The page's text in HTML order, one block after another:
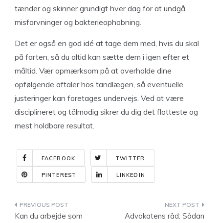
tænder og skinner grundigt hver dag for at undgå
misfarvninger og bakterieophobning.
Det er også en god idé at tage dem med, hvis du skal
på farten, så du altid kan sætte dem i igen efter et
måltid. Vær opmærksom på at overholde dine
opfølgende aftaler hos tandlægen, så eventuelle
justeringer kan foretages undervejs. Ved at være
disciplineret og tålmodig sikrer du dig det flotteste og
mest holdbare resultat.
FACEBOOK TWITTER
PINTEREST LINKEDIN
Indlægsnavigation
Kan du arbejde som
Advokatens råd: Sådan